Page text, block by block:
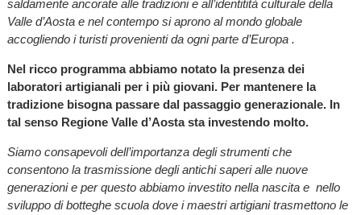
saldamente ancorate alle tradizioni e all’identitità culturale della
Valle d’Aosta e nel contempo si aprono al mondo globale
accogliendo i turisti provenienti da ogni parte d’Europa .
Nel ricco programma abbiamo notato la presenza dei
laboratori artigianali per i più giovani. Per mantenere la
tradizione bisogna passare dal passaggio generazionale. In
tal senso Regione Valle d’Aosta sta investendo molto.
Siamo consapevoli dell’importanza degli strumenti che
consentono la trasmissione degli antichi saperi alle nuove
generazioni e per questo abbiamo investito nella nascita e nello
sviluppo di botteghe scuola dove i maestri artigiani trasmettono le